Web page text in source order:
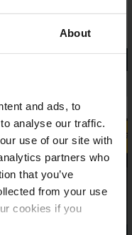
About
and ads, to
analyse our traffic.
use of our site with
partners who
that you’ve
from your use
cookies if you